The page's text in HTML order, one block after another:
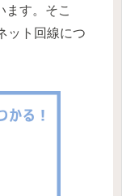
ます。そこ
ット回線につ